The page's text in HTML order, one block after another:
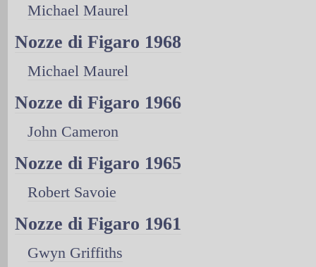
Michael Maurel
Nozze di Figaro 1968
Michael Maurel
Nozze di Figaro 1966
John Cameron
Nozze di Figaro 1965
Robert Savoie
Nozze di Figaro 1961
Gwyn Griffiths